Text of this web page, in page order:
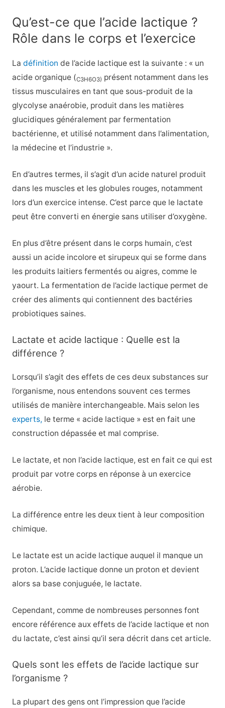
Qu’est-ce que l’acide lactique ?
Rôle dans le corps et l’exercice
La définition de l’acide lactique est la suivante : « un
acide organique (C3H6O3) présent notamment dans les
tissus musculaires en tant que sous-produit de la
glycolyse anaérobie, produit dans les matières
glucidiques généralement par fermentation
bactérienne, et utilisé notamment dans l’alimentation,
la médecine et l’industrie ».
En d’autres termes, il s’agit d’un acide naturel produit
dans les muscles et les globules rouges, notamment
lors d’un exercice intense. C’est parce que le lactate
peut être converti en énergie sans utiliser d’oxygène.
En plus d’être présent dans le corps humain, c’est
aussi un acide incolore et sirupeux qui se forme dans
les produits laitiers fermentés ou aigres, comme le
yaourt. La fermentation de l’acide lactique permet de
créer des aliments qui contiennent des bactéries
probiotiques saines.
Lactate et acide lactique : Quelle est la
différence ?
Lorsqu’il s’agit des effets de ces deux substances sur
l’organisme, nous entendons souvent ces termes
utilisés de manière interchangeable. Mais selon les
experts, le terme « acide lactique » est en fait une
construction dépassée et mal comprise.
Le lactate, et non l’acide lactique, est en fait ce qui est
produit par votre corps en réponse à un exercice
aérobie.
La différence entre les deux tient à leur composition
chimique.
Le lactate est un acide lactique auquel il manque un
proton. L’acide lactique donne un proton et devient
alors sa base conjuguée, le lactate.
Cependant, comme de nombreuses personnes font
encore référence aux effets de l’acide lactique et non
du lactate, c’est ainsi qu’il sera décrit dans cet article.
Quels sont les effets de l’acide lactique sur
l’organisme ?
La plupart des gens ont l’impression que l’acide